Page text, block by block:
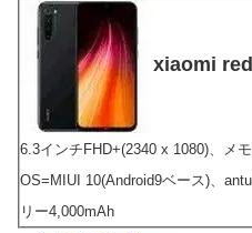
xiaomi
6.3インチFHD+(2340 x 1080)、メ
OS=MIUI 10(Android9ベース)、
リー4,000mAh